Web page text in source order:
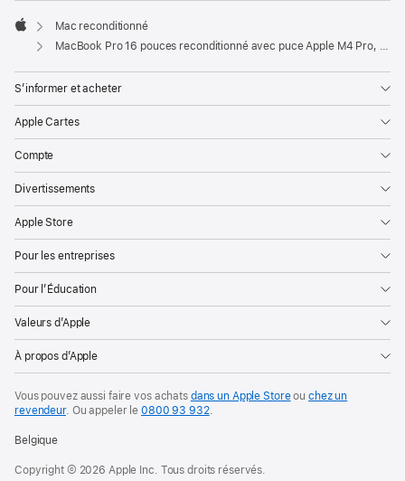
Apple
Mac reconditionné
MacBook Pro 16 pouces reconditionné avec puce Apple M4 Pro, CPU 14 cœurs et GPU 20 cœurs - Noir sidéral
S’informer et acheter
Apple Cartes
Compte
Divertissements
Apple Store
Pour les entreprises
Pour l’Éducation
Valeurs d’Apple
À propos d’Apple
Vous pouvez aussi faire vos achats dans un Apple Storeouchez un
revendeur. Ouappeler le0800 93 932.
Belgique
Copyright © 2026 Apple Inc. Tous droits réservés.